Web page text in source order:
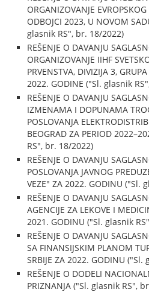
ORGANIZOVANJE
ODBOJCI 2023, U NOVOM
glasnik RS", br. 18/2022)
REŠENJE O DAVANJU
ORGANIZOVANJE IIHF
PRVENSTVA, DIVIZIJA 3,
2022. GODINE ("Sl. glasnik
REŠENJE O DAVANJU
IZMENAMA I DOPUNAMA
POSLOVANJA
BEOGRAD ZA PERIOD
RS", br. 18/2022)
REŠENJE O DAVANJU
POSLOVANJA JAVNOG
VEZE" ZA 2022. GODINU ("Sl.
REŠENJE O DAVANJU
AGENCIJE ZA LEKOVE I
2021. GODINU ("Sl. glasnik
REŠENJE O DAVANJU
SA FINANSIJSKIM PLANOM
SRBIJE ZA 2022. GODINU
REŠENJE O DODELI
PRIZNANJA ("Sl. glasnik RS",